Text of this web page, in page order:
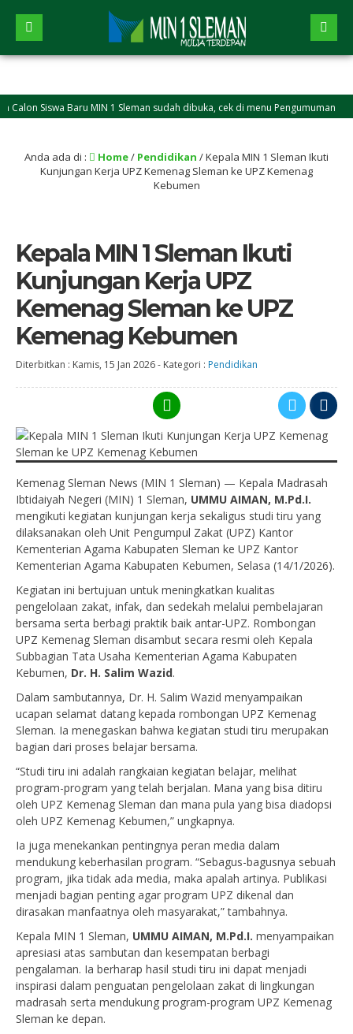
Siswa Baru MIN 1 Sleman sudah dibuka, cek di menu Pengumuman
Anda ada di : Home/ Pendidikan /Kepala MIN 1 Sleman Ikuti
Kunjungan Kerja UPZ Kemenag Sleman ke UPZ Kemenag
Kebumen
Kepala MIN 1 Sleman Ikuti
Kunjungan Kerja UPZ
Kemenag Sleman ke UPZ
Kemenag Kebumen
Diterbitkan : Kamis, 15 Jan 2026- Kategori : Pendidikan
Kemenag Sleman News (MIN 1 Sleman) — Kepala Madrasah
Ibtidaiyah Negeri (MIN) 1 Sleman, UMMU AIMAN, M.Pd.I.
mengikuti kegiatan kunjungan kerja sekaligus studi tiru yang
dilaksanakan oleh Unit Pengumpul Zakat (UPZ) Kantor
Kementerian Agama Kabupaten Sleman ke UPZ Kantor
Kementerian Agama Kabupaten Kebumen, Selasa (14/1/2026).
Kegiatan ini bertujuan untuk meningkatkan kualitas
pengelolaan zakat, infak, dan sedekah melalui pembelajaran
bersama serta berbagi praktik baik antar-UPZ. Rombongan
UPZ Kemenag Sleman disambut secara resmi oleh Kepala
Subbagian Tata Usaha Kementerian Agama Kabupaten
Kebumen, Dr. H. Salim Wazid.
Dalam sambutannya, Dr. H. Salim Wazid menyampaikan
ucapan selamat datang kepada rombongan UPZ Kemenag
Sleman. Ia menegaskan bahwa kegiatan studi tiru merupakan
bagian dari proses belajar bersama.
“Studi tiru ini adalah rangkaian kegiatan belajar, melihat
program-program yang telah berjalan. Mana yang bisa ditiru
oleh UPZ Kemenag Sleman dan mana pula yang bisa diadopsi
oleh UPZ Kemenag Kebumen,” ungkapnya.
Ia juga menekankan pentingnya peran media dalam
mendukung keberhasilan program. “Sebagus-bagusnya sebuah
program, jika tidak ada media, maka apalah artinya. Publikasi
menjadi bagian penting agar program UPZ dikenal dan
dirasakan manfaatnya oleh masyarakat,” tambahnya.
Kepala MIN 1 Sleman, UMMU AIMAN, M.Pd.I. menyampaikan
apresiasi atas sambutan dan kesempatan berbagi
pengalaman. Ia berharap hasil studi tiru ini dapat menjadi
inspirasi dalam penguatan pengelolaan zakat di lingkungan
madrasah serta mendukung program-program UPZ Kemenag
Sleman ke depan.